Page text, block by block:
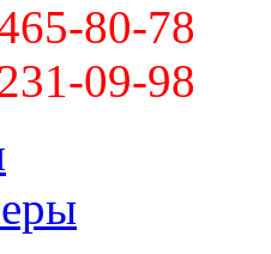
80-78
09-98